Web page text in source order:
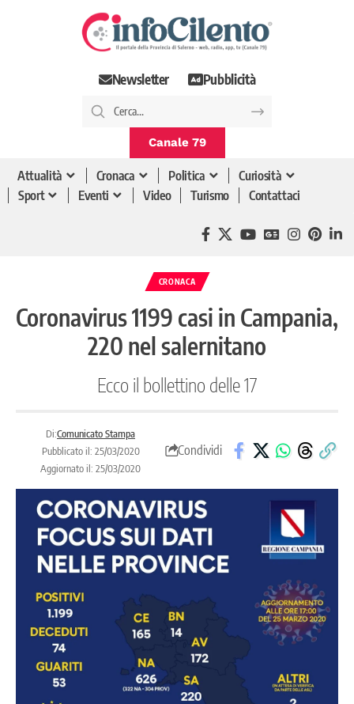
Newsletter Pubblicità
Canale 79
Attualità Cronaca Politica
Curiosità
Sport
Eventi Video Turismo Contattaci
CRONACA
Coronavirus 1199 casi in Campania,
220 nel salernitano
Ecco il bollettino delle 17
Di:Comunicato Stampa
Pubblicato il: 25/03/2020
Aggiornato il: 25/03/2020
Condividi